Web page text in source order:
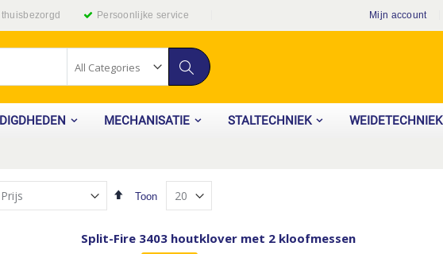
Persoonlijke service Mijn account
Zoek
MECHANISATIE STALTECHNIEK WEIDETECHNIEK
Van
laag
Toon
Split-Fire 3403 houtklover met 2 kloofmessen